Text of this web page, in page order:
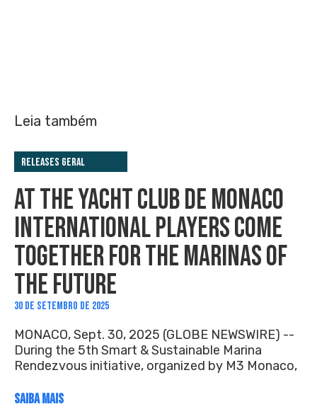
Leia também
Releases Geral
AT THE YACHT CLUB DE MONACO
INTERNATIONAL PLAYERS COME
TOGETHER FOR THE MARINAS OF
THE FUTURE
30 DE SETEMBRO DE 2025
MONACO, Sept. 30, 2025 (GLOBE NEWSWIRE) --
During the 5th Smart & Sustainable Marina
Rendezvous initiative, organized by M3 Monaco,
SAIBA MAIS